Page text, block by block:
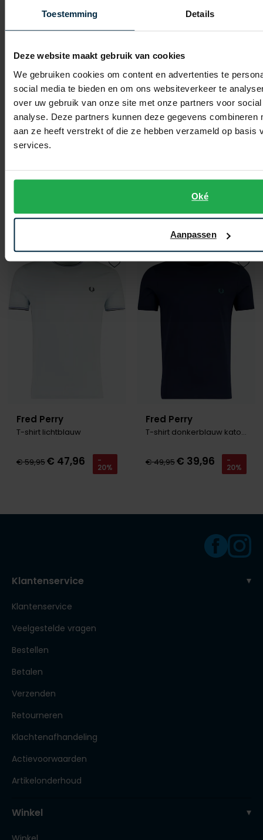
Toestemming Details
Deze website maakt gebruik van cookies
We gebruiken cookies om content en advertenties te
social media te bieden en om ons websiteverkeer te
over uw gebruik van onze site met onze partners voor
analyse. Deze partners kunnen deze gegevens combineren
aan ze heeft verstrekt of die ze hebben verzameld op basis
services.
Oké
Aanpassen
Toevoegen aan favorieten
€ 129,95 -
Fred Perry
T-shirt lichtblauw
€ 59,95€ 47,96 -
20%
Toevoegen aan favorieten
Fred Perry
T-shirt donkerblauw katoen normale fit
€ 49,95€ 39,96 -
20%
Klantenservice
Klantenservice
Veelgestelde vragen
Bestellen
Betalen
Verzenden
Retourneren
Klachtenafhandeling
Actievoorwaarden
Artikelonderhoud
Winkel